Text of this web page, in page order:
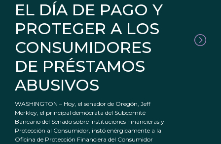
EL DÍA DE PAGO Y
PROTEGER A LOS
CONSUMIDORES
DE PRÉSTAMOS
ABUSIVOS
WASHINGTON – Hoy, el senador de Oregón, Jeff
Merkley, el principal demócrata del Subcomité
Bancario del Senado sobre Instituciones Financieras y
Protección al Consumidor, instó enérgicamente a la
Oficina de Protección Financiera del Consumidor